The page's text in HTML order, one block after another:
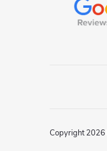
Copyright 2026